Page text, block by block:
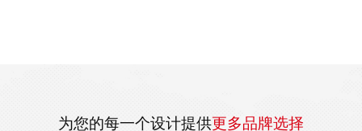
为您的每一个设计提供更多品牌选择